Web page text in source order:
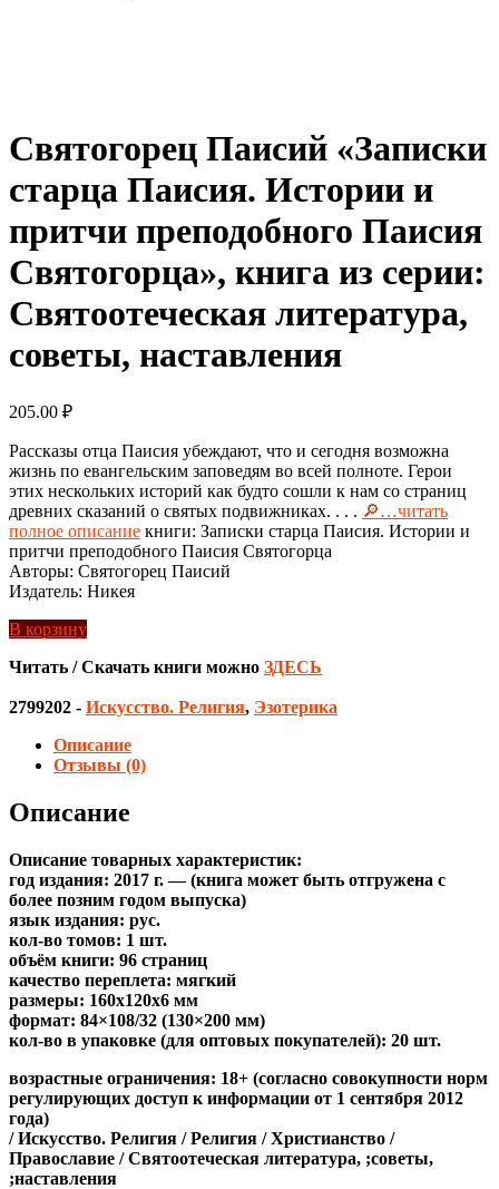
Святогорец Паисий «Записки
старца Паисия. Истории и
притчи преподобного Паисия
Святогорца», книга из серии:
Святоотеческая литература,
советы, наставления
205.00 ₽
Рассказы отца Паисия убеждают, что и сегодня возможна
жизнь по евангельским заповедям во всей полноте. Герои
этих нескольких историй как будто сошли к нам со страниц
древних сказаний о святых подвижниках. . . . 🔎…читать
полное описание книги: Записки старца Паисия. Истории и
притчи преподобного Паисия Святогорца
Авторы: Святогорец Паисий
Издатель: Никея
В корзину
Читать / Скачать книги можно ЗДЕСЬ
2799202 - Искусство. Религия, Эзотерика
Описание
Отзывы (0)
Описание
Описание товарных характеристик:
год издания: 2017 г. — (книга может быть отгружена c
более позним годом выпуска)
язык издания: рус.
кол-во томов: 1 шт.
объём книги: 96 страниц
качество переплета: мягкий
размеры: 160x120x6 мм
формат: 84×108/32 (130×200 мм)
кол-во в упаковке (для оптовых покупателей): 20 шт.
возрастные ограничения: 18+ (согласно совокупности норм
регулирующих доступ к информации от 1 сентября 2012
года)
/ Искусство. Религия / Религия / Христианство /
Православие / Святоотеческая литература, ;советы,
;наставления